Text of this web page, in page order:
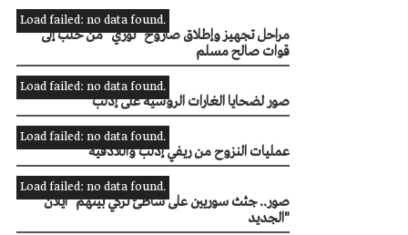
Load failed: no data found.
مراحل تجهيز وإطلاق صاروخ "ثوري" من حلب إلى
قوات صالح مسلم
Load failed: no data found.
صور لضحايا الغارات الروسية على إدلب
Load failed: no data found.
عمليات النزوح من ريفي إدلب واللاذقية
Load failed: no data found.
صور.. جثث سوريين على شاطئ تركي بينهم "ايلان
الجديد"